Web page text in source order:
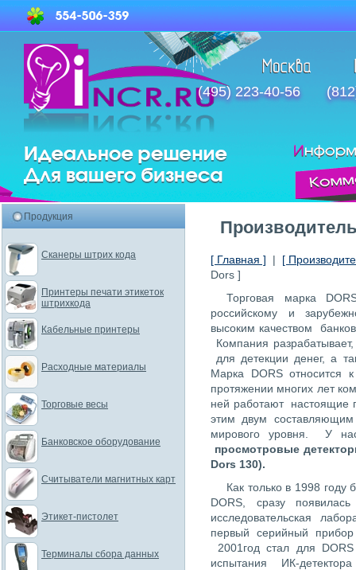
(495) 223-40-56
[ Главная ] | [
Dors ]
Торговая марка
российскому и
высоким качеством
Компания
для детекции денег, а
Марка DORS относится
протяжении многих лет
ней работают настоящие
этим двум
мирового уровня. У
просмотровые
Dors 130).
Как только в 1998
DORS, сразу
исследовательская
первый серийный
2001год стал для
испытания ИК-
Продукция
Сканеры штрих кода
Принтеры печати этикеток
штрихкода
Кабельные принтеры
Расходные материалы
Торговые весы
Банковское оборудование
Считыватели магнитных карт
Этикет-пистолет
Терминалы сбора данных